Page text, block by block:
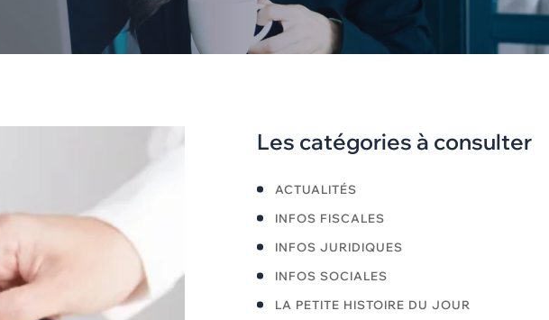
Les catégories à consulter
ACTUALITÉS
INFOS FISCALES
INFOS JURIDIQUES
INFOS SOCIALES
LA PETITE HISTOIRE DU JOUR